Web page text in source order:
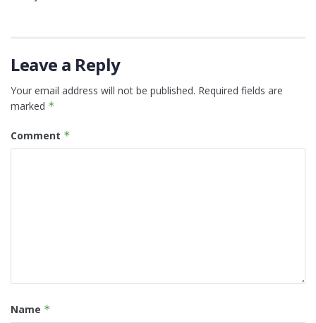
Leave a Reply
Your email address will not be published. Required fields are
marked *
Comment *
Name *